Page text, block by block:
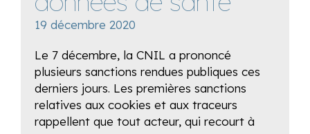
19 décembre 2020
Le 7 décembre, la CNIL a prononcé
plusieurs sanctions rendues publiques ces
derniers jours. Les premières sanctions
relatives aux cookies et aux traceurs
rappellent que tout acteur, qui recourt à